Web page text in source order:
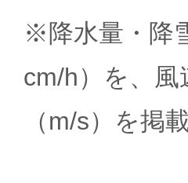
※降水量・降
cm/h）を、
（m/s）を掲